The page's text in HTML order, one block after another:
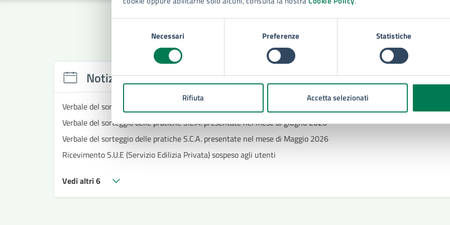
Necessari Preferenze Statistiche
Rifiuta Accetta selezionati
Contenuti correlati
Notizie
Verbale del sorteggio delle pratiche S.C.A. presentate nel mese di luglio 2026
Verbale del sorteggio delle pratiche S.C.A. presentate nel mese di giugno 2026
Verbale del sorteggio delle pratiche S.C.A. presentate nel mese di Maggio 2026
Ricevimento S.U.E (Servizio Edilizia Privata) sospeso agli utenti
Vedi altri 6